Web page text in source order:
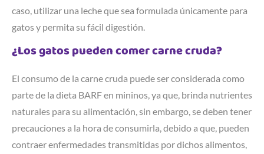
caso, utilizar una leche que sea formulada únicamente para
gatos y permita su fácil digestión.
¿Los gatos pueden comer carne cruda?
El consumo de la carne cruda puede ser considerada como
parte de la dieta BARF en mininos, ya que, brinda nutrientes
naturales para su alimentación, sin embargo, se deben tener
precauciones a la hora de consumirla, debido a que, pueden
contraer enfermedades transmitidas por dichos alimentos,